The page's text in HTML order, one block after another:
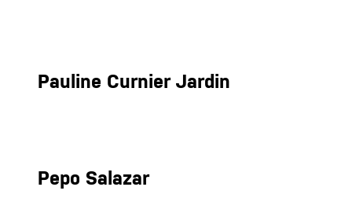
Pauline Curnier Jardin
Pepo Salazar